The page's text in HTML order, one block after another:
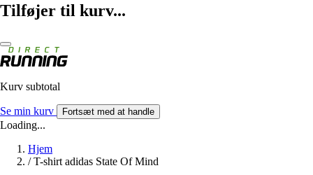
Tilføjer til kurv...
Kurv subtotal
Se min kurv Fortsæt med at handle
Loading...
Hjem
/ T-shirt adidas State Of Mind